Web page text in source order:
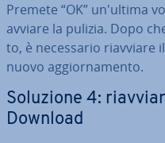
Premete “OK” un'ultima
avviare la pulizia. Dopo
to, è ne­ces­sa­rio riavviare
nuovo ag­gior­na­men­to.
Soluzione 4:
Download